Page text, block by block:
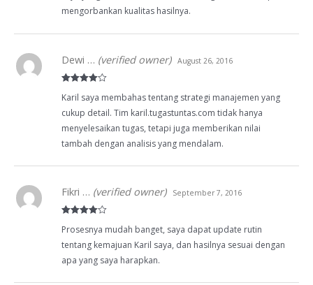
mengorbankan kualitas hasilnya.
out of 5
Dewi … (verified owner) August 26, 2016
Karil saya membahas tentang strategi manajemen yang
cukup detail. Tim karil.tugastuntas.com tidak hanya
menyelesaikan tugas, tetapi juga memberikan nilai
tambah dengan analisis yang mendalam.
out of 5
Fikri … (verified owner) September 7, 2016
Prosesnya mudah banget, saya dapat update rutin
tentang kemajuan Karil saya, dan hasilnya sesuai dengan
apa yang saya harapkan.